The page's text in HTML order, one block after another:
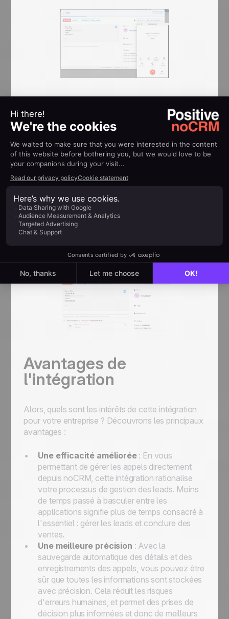
Sauvegarde automatique des
détails et enregistrements
d’appels
Chaque appel que vous passez ou recevez est
inclut les appels entrants et sortants, les appels
manqués, les appels transférés, et même les
messages vocaux et SMS. Cela garantit que
toutes les informations pertinentes sont capturées
et stockées de manière transparente, facilitant le
Avantages de
l'intégration
Alors, quels sont les intérêts de cette intégration
pour votre entreprise ? Découvrons les principaux
avantages :
Une efficacité améliorée: En vous
permettant de gérer les appels directement
depuis noCRM, cette intégration rationalise
votre processus de gestion des leads. Moins
de temps passé à basculer entre les
applications signifie plus de temps consacré à
l'essentiel : gérer les leads et conclure des
ventes.
Une meilleure précision : Avec la
sauvegarde automatique des détails et des
enregistrements des appels, vous pouvez être
sûr que toutes les informations sont stockées
avec précision. Cela réduit les risques
d'erreurs humaines, et permet des prises de
décision plus informées et donc de meilleurs